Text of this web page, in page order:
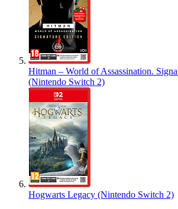
Hitman – World of Assassination.
(Nintendo Switch 2)
Hogwarts Legacy (Nintendo Switch 2)